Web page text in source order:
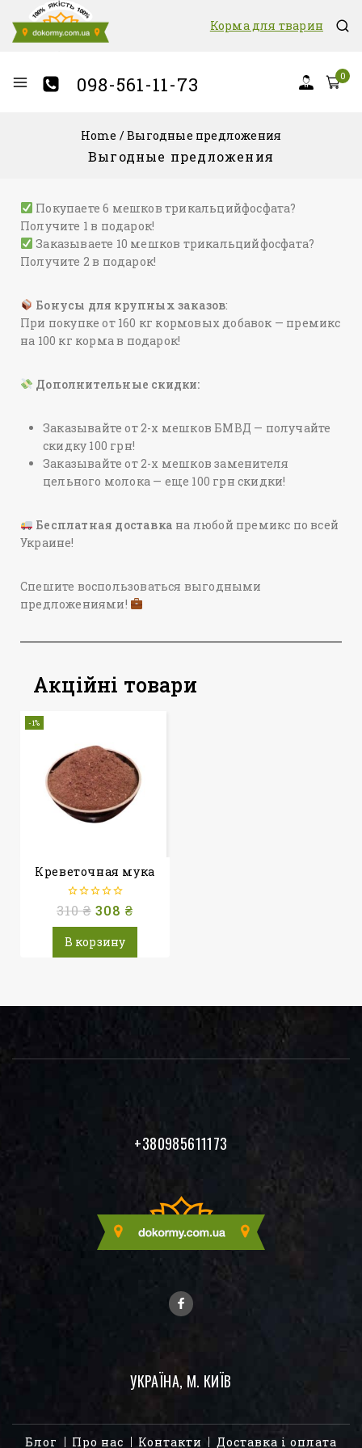
Корма для тварин
098-561-11-73 0
Home /Выгодные предложения
Выгодные предложения
Покупаете 6 мешков трикальцийфосфата?
Получите 1 в подарок!
Заказываете 10 мешков трикальцийфосфата?
Получите 2 в подарок!
Бонусы для крупных заказов:
При покупке от 160 кг кормовых добавок — премикс
на 100 кг корма в подарок!
Дополнительные скидки:
Заказывайте от 2-х мешков БМВД — получайте
скидку 100 грн!
Заказывайте от 2-х мешков заменителя
цельного молока — еще 100 грн скидки!
Бесплатная доставка на любой премикс по всей
Украине!
Спешите воспользоваться выгодными
предложениями!
Акційні товари
-1%
Креветочная мука
0
из
5
310₴ 308 ₴
В корзину
+380985611173
УКРАЇНА, М. КИЇВ
Блог Про нас Контакти Доставка і оплата